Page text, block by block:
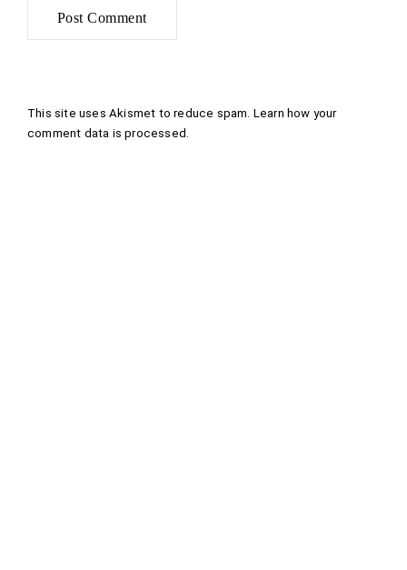
This site uses Akismet to reduce spam. Learn how your
comment data is processed .